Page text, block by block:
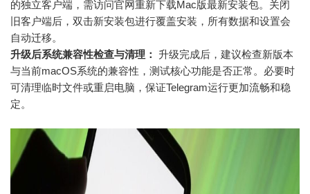
的独立客户端，需访问官网重新下载Mac版最新安装包。关闭
旧客户端后，双击新安装包进行覆盖安装，所有数据和设置会
自动迁移。
升级后系统兼容性检查与清理：
升级完成后，建议检查新版本
与当前macOS系统的兼容性，测试核心功能是否正常。必要时
可清理临时文件或重启电脑，保证Telegram运行更加流畅和稳
定。